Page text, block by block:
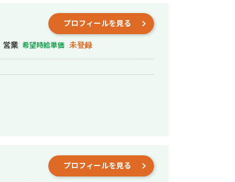
プロフィールを見る
営業 希望時給単価 未登録
プロフィールを見る